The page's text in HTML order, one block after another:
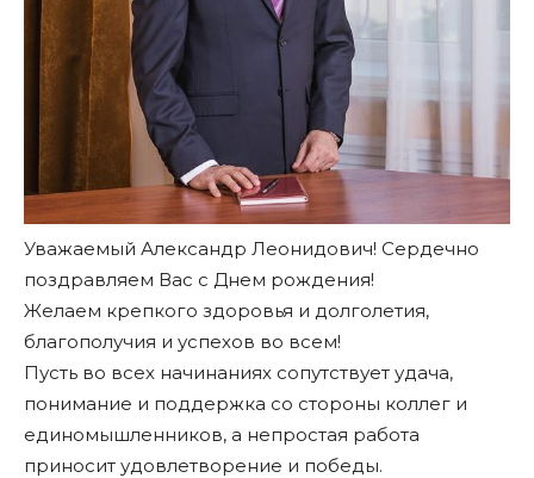
Уважаемый Александр Леонидович! Сердечно
поздравляем Вас с Днем рождения!
Желаем крепкого здоровья и долголетия,
благополучия и успехов во всем!
Пусть во всех начинаниях сопутствует удача,
понимание и поддержка со стороны коллег и
единомышленников, а непростая работа
приносит удовлетворение и победы.